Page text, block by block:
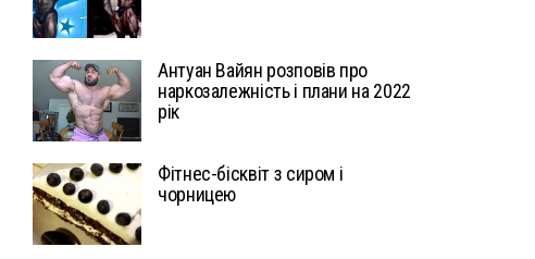
Антуан Вайян розповів про
наркозалежність і плани на 2022
рік
Фітнес-бісквіт з сиром і
чорницею